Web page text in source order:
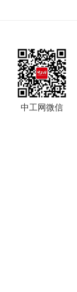
中工网微信